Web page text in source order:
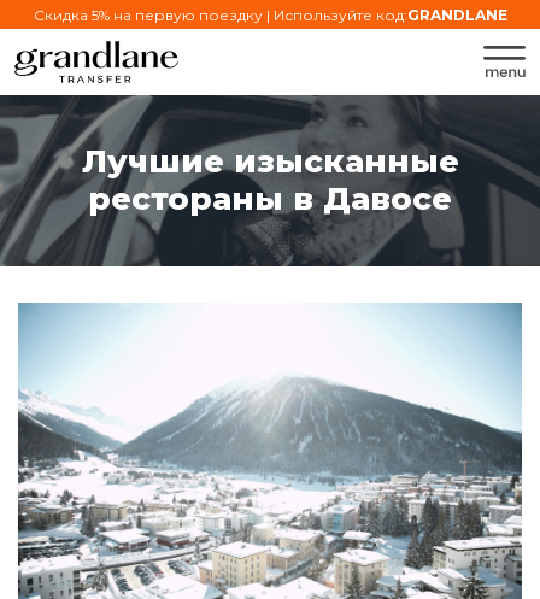
Скидка 5% на первую поездку | Используйте код:GRANDLANE
Лучшие изысканные
рестораны в Давосе